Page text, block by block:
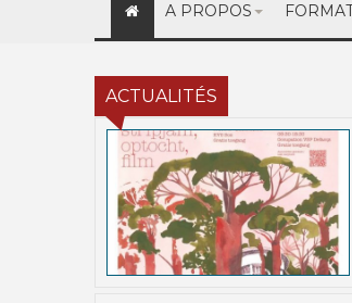
A PROPOS
ACTUALITÉS